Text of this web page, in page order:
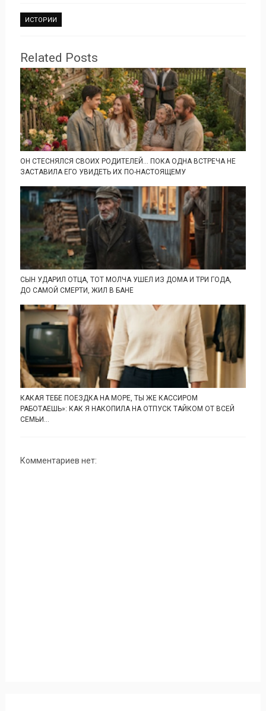
ИСТОРИИ
Related Posts
ОН СТЕСНЯЛСЯ СВОИХ РОДИТЕЛЕЙ… ПОКА ОДНА ВСТРЕЧА НЕ
ЗАСТАВИЛА ЕГО УВИДЕТЬ ИХ ПО-НАСТОЯЩЕМУ
СЫН УДАРИЛ ОТЦА, ТОТ МОЛЧА УШЕЛ ИЗ ДОМА И ТРИ ГОДА,
ДО САМОЙ СМЕРТИ, ЖИЛ В БАНЕ
КАКАЯ ТЕБЕ ПОЕЗДКА НА МОРЕ, ТЫ ЖЕ КАССИРОМ
РАБОТАЕШЬ»: КАК Я НАКОПИЛА НА ОТПУСК ТАЙКОМ ОТ ВСЕЙ
СЕМЬИ...
Комментариев нет: